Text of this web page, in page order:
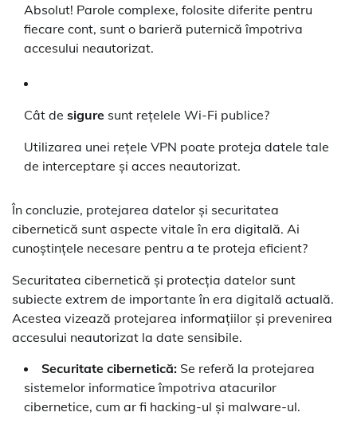
Absolut! Parole complexe, folosite diferite pentru
fiecare cont, sunt o barieră puternică împotriva
accesului neautorizat.
Cât de sigure sunt rețelele Wi-Fi publice?
Utilizarea unei rețele VPN poate proteja datele tale
de interceptare și acces neautorizat.
În concluzie, protejarea datelor și securitatea
cibernetică sunt aspecte vitale în era digitală. Ai
cunoștințele necesare pentru a te proteja eficient?
Securitatea cibernetică și protecția datelor sunt
subiecte extrem de importante în era digitală actuală.
Acestea vizează protejarea informațiilor și prevenirea
accesului neautorizat la date sensibile.
Securitate cibernetică: Se referă la protejarea
sistemelor informatice împotriva atacurilor
cibernetice, cum ar fi hacking-ul și malware-ul.